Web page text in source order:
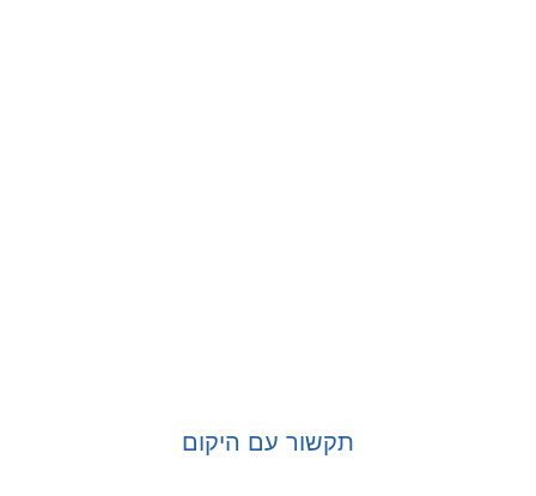
תקשור עם היקום